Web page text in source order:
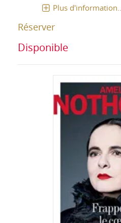
Plus
Réserver
Disponible